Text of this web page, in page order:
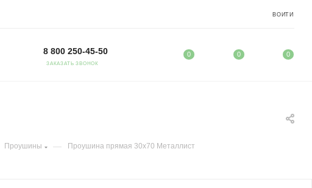
ВОЙТИ
8 800 250-45-50
ЗАКАЗАТЬ ЗВОНОК
0 0 0
Проушины — Проушина прямая 30х70 Металлист